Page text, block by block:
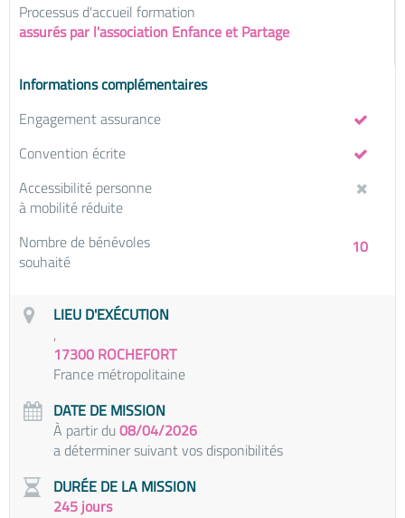
Processus d'accueil formation
assurés par l'association Enfance et Partage
Informations complémentaires
Engagement assurance
Convention écrite
Accessibilité personne
à mobilité réduite
10
Nombre de bénévoles
souhaité
LIEU D'EXÉCUTION
,
17300 ROCHEFORT
France métropolitaine
DATE DE MISSION
À partir du08/04/2026
a déterminer suivant vos disponibilités
DURÉE DE LA MISSION
245 jours